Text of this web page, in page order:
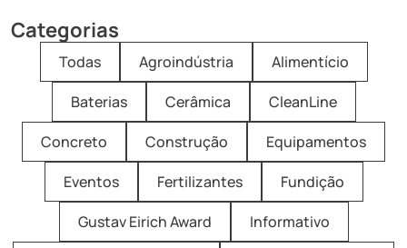
Categorias
Todas Agroindústria
Alimentício
Baterias
Cerâmica
CleanLine
Concreto
Construção
Equipamentos
Eventos
Fertilizantes
Fundição
Gustav Eirich Award
Informativo